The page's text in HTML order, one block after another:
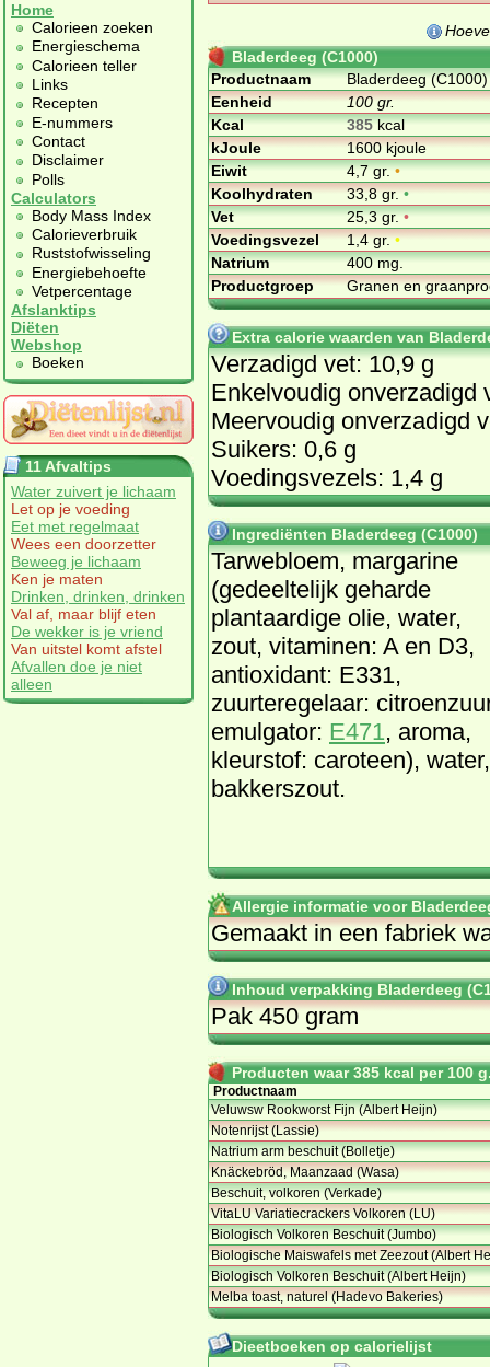
Home
Calorieen zoeken
Energieschema
Calorieen teller
Links
Recepten
E-nummers
Contact
Disclaimer
Polls
Calculators
Body Mass Index
Calorieverbruik
Ruststofwisseling
Energiebehoefte
Vetpercentage
Afslanktips
Diëten
Webshop
Boeken
11 Afvaltips
Water zuivert je lichaam
Let op je voeding
Eet met regelmaat
Wees een doorzetter
Beweeg je lichaam
Ken je maten
Drinken, drinken, drinken
Val af, maar blijf eten
De wekker is je vriend
Van uitstel komt afstel
Afvallen doe je niet
alleen
Bladerdeeg (C1000)
Productnaam
Bladerdeeg (C1000)
Eenheid
100 gr.
Kcal
385kcal
kJoule
1600 kjoule
Eiwit
4,7 gr.•
Koolhydraten
33,8 gr.•
Vet
25,3 gr.•
Voedingsvezel
1,4 gr.•
Natrium
400 mg.
Productgroep
Granen en
Extra calorie waarden van
Verzadigd vet: 10,9 g
Enkelvoudig onverzadigd
Meervoudig onverzadigd
Suikers: 0,6 g
Voedingsvezels: 1,4 g
Ingrediënten Bladerdeeg (C1000)
Tarwebloem, margarine
(gedeeltelijk geharde
plantaardige olie, water,
zout, vitaminen: A en D3,
antioxidant: E331,
zuurteregelaar:
emulgator: E471, aroma,
kleurstof: caroteen), water,
bakkerszout.
Allergie informatie voor
Gemaakt in een fabriek
Inhoud verpakking Bladerdeeg
Pak 450 gram
Producten waar 385 kcal per 100
Productnaam
Veluwsw Rookworst Fijn (Albert Heijn)
Notenrijst (Lassie)
Natrium arm beschuit (Bolletje)
Knäckebröd, Maanzaad (Wasa)
Beschuit, volkoren (Verkade)
VitaLU Variatiecrackers Volkoren (LU)
Biologisch Volkoren Beschuit (Jumbo)
Biologische Maiswafels met Zeezout (Albert
Biologisch Volkoren Beschuit (Albert Heijn)
Melba toast, naturel (Hadevo Bakeries)
Dieetboeken op calorielijst